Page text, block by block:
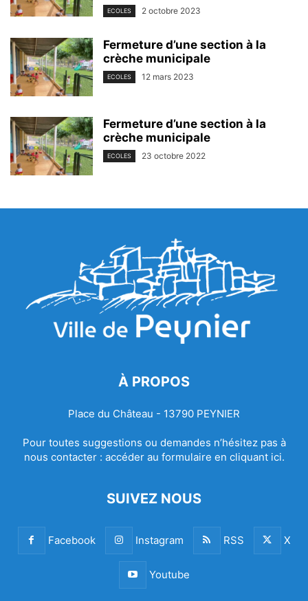
ECOLES 2 octobre 2023
Fermeture d’une section à la
crèche municipale
ECOLES 12 mars 2023
Fermeture d’une section à la
crèche municipale
ECOLES 23 octobre 2022
À PROPOS
Place du Château - 13790 PEYNIER
Pour toutes suggestions ou demandes n’hésitez pas à
nous contacter : accéder au formulaire en cliquant ici.
SUIVEZ NOUS
Facebook Instagram RSS X
Youtube